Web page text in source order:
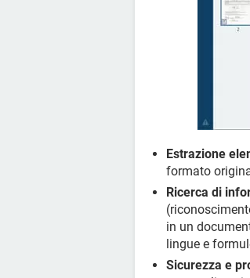
Estrazione
formato
Ricerca di
in un
lingue e
Sicurezza e